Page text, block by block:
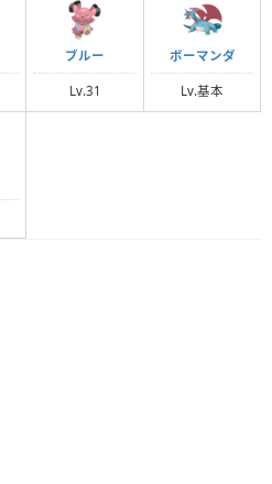
ブルー
Lv.31
ボーマンダ
Lv.基本